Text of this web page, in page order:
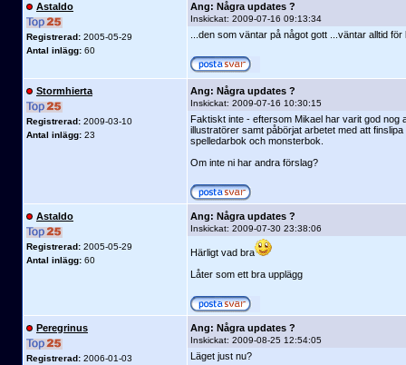
Astaldo
Registrerad: 2005-05-29
Antal inlägg: 60
Ang: Några updates ?
Inskickat: 2009-07-16 09:13:34
...den som väntar på något gott ...väntar alltid för
Stormhierta
Registrerad: 2009-03-10
Antal inlägg: 23
Ang: Några updates ?
Inskickat: 2009-07-16 10:30:15
Faktiskt inte - eftersom Mikael har varit god nog
illustratörer samt påbörjat arbetet med att
spelledarbok och monsterbok.
Om inte ni har andra förslag?
Astaldo
Registrerad: 2005-05-29
Antal inlägg: 60
Ang: Några updates ?
Inskickat: 2009-07-30 23:38:06
Härligt vad bra
Låter som ett bra upplägg
Peregrinus
Registrerad: 2006-01-03
Ang: Några updates ?
Inskickat: 2009-08-25 12:54:05
Läget just nu?